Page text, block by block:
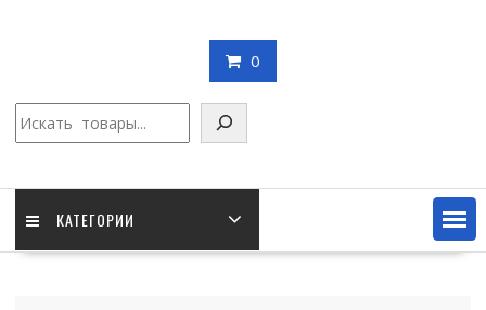
0
КАТЕГОРИИ